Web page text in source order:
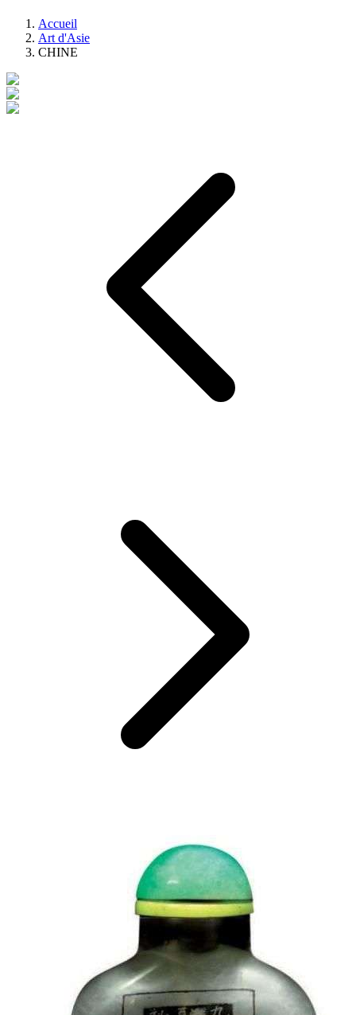
Accueil
Art d'Asie
CHINE